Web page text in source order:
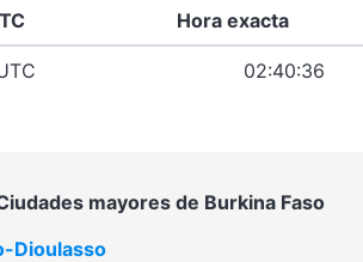
Hora exacta
02:40:36
mayores de Burkina Faso
Dioulasso